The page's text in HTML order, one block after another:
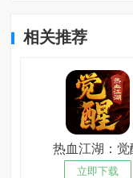
相关推荐
热血江湖：觉
立即下载